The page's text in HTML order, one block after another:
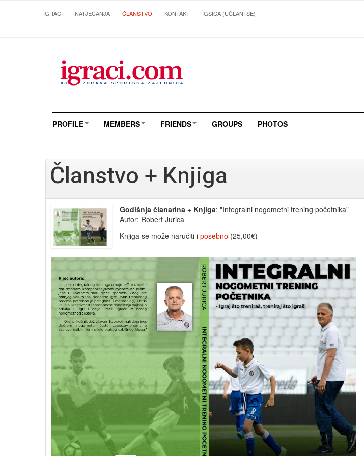
IGRACI NATJECANJA ČLANSTVO KONTAKT IGSICA (UČLANI SE)
PROFILE MEMBERS FRIENDS GROUPS PHOTOS
Članstvo + Knjiga
Godišnja članarina + Knjiga: "Integralni nogometni trening početnika"
Autor: Robert Jurica
Knjiga se može naručiti i posebno (25,00€)